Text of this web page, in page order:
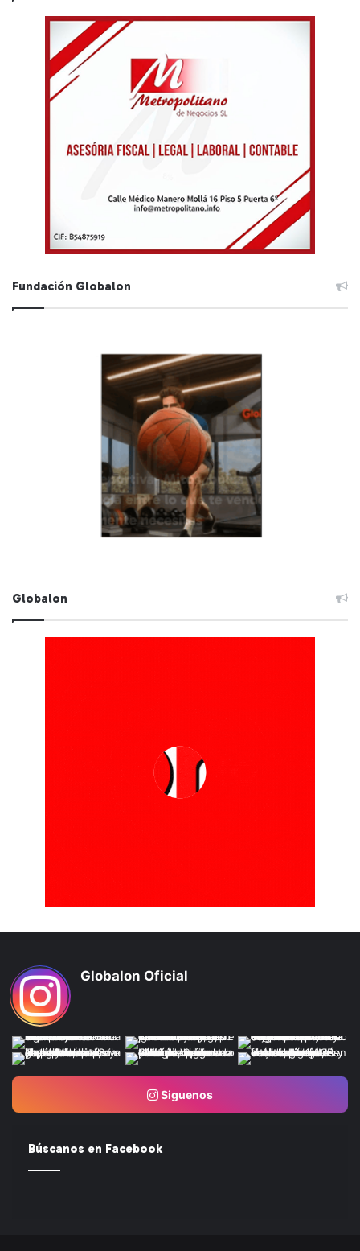
Fundación Globalon
Globalon
Globalon Oficial
Siguenos
Búscanos en Facebook